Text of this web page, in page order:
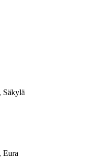
Säkylä
Eura